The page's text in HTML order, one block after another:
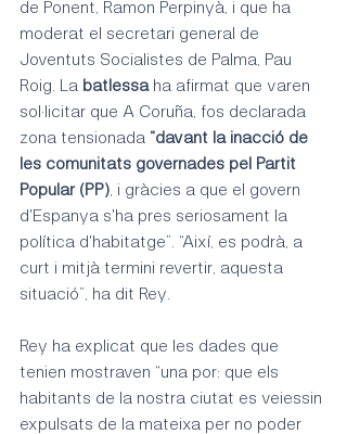
de Ponent, Ramon Perpinyà, i que ha
moderat el secretari general de
Joventuts Socialistes de Palma, Pau
Roig. La batlessa ha afirmat que varen
sol·licitar que A Coruña, fos declarada
zona tensionada “davant la inacció de
les comunitats governades pel Partit
Popular (PP) , i gràcies a que el govern
d'Espanya s'ha pres seriosament la
política d'habitatge”. “Així, es podrà, a
curt i mitjà termini revertir, aquesta
situació”, ha dit Rey.
Rey ha explicat que les dades que
tenien mostraven “una por: que els
habitants de la nostra ciutat es veiessin
expulsats de la mateixa per no poder